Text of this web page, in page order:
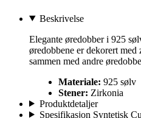
Beskrivelse
Elegante øredobber i 925
øredobbene er dekorert
sammen med andre
Materiale: 925 sølv
Stener: Zirkonia
Produktdetaljer
Spesifikasjon Syntetisk